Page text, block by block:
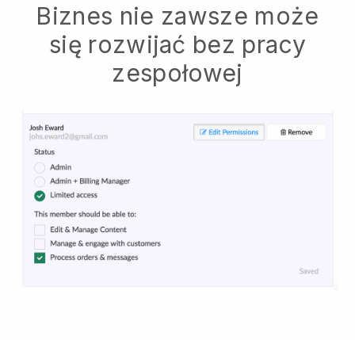
Biznes nie zawsze może
się rozwijać bez pracy
zespołowej